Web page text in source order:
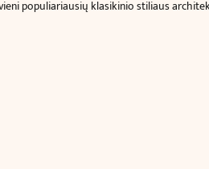
populiariausių klasikinio stiliaus